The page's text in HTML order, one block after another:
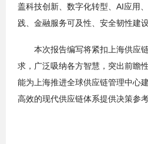
盖科技创新、数字化转型、AI应用
践、金融服务可及性、安全韧性建
本次报告编写将紧扣上海供应链
求，广泛吸纳各方智慧，突出前瞻
能为上海推进全球供应链管理中心
高效的现代供应链体系提供决策参考